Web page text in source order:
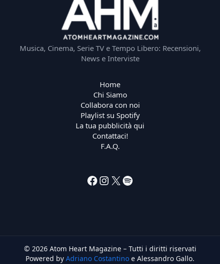
Musica, Cinema, Serie TV e Tempo Libero: Recensioni,
News e Interviste
Home
Chi Siamo
Collabora con noi
Playlist su Spotify
La tua pubblicità qui
Contattaci!
F.A.Q.
Facebook
Instagram
X Spotify
© 2026 Atom Heart Magazine – Tutti i diritti riservati
Powered by Adriano Costantino e Alessandro Gallo.